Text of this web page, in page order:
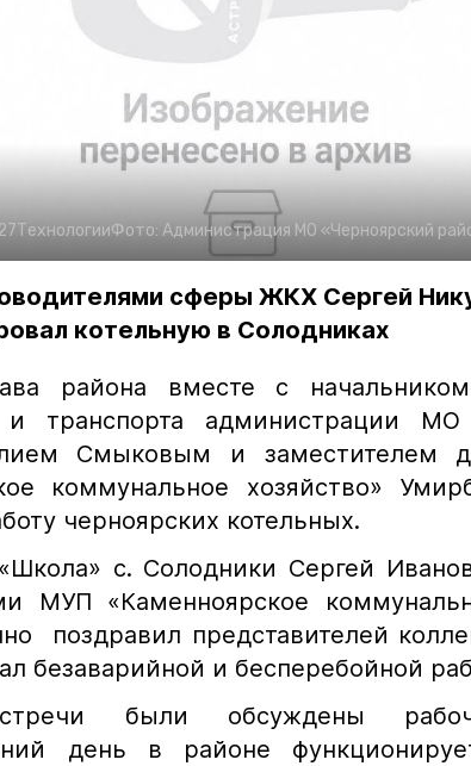
ТехнологииФото: Администрация МО «Черноярский
сферы ЖКХ Сергей
котельную в Солодниках
района вместе с
и транспорта администрации МО
Смыковым и заместителем
коммунальное хозяйство»
черноярских котельных.
с. Солодники Сергей
МУП «Каменноярское
поздравил представителей
безаварийной и бесперебойной
были обсуждены
день в районе